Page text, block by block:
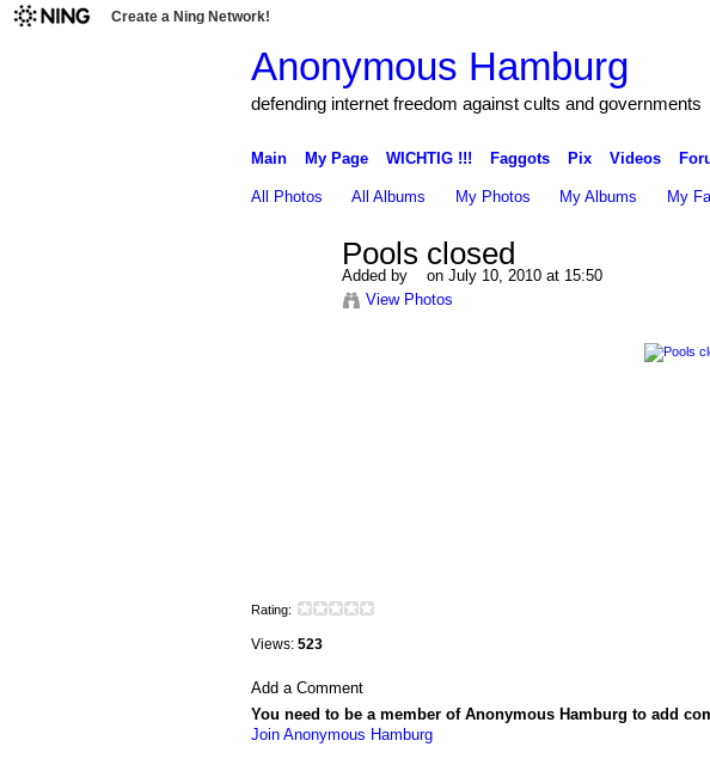
Create a Ning Network!
Anonymous Hamburg
defending internet freedom against cults and governments
Main My Page WICHTIG !!! Faggots Pix Videos
All Photos All Albums My Photos My Albums My
Pools closed
Added by
on July 10, 2010 at 15:50
View Photos
Rating:
Views: 523
Add a Comment
You need to be a member of Anonymous Hamburg to add
Join Anonymous Hamburg